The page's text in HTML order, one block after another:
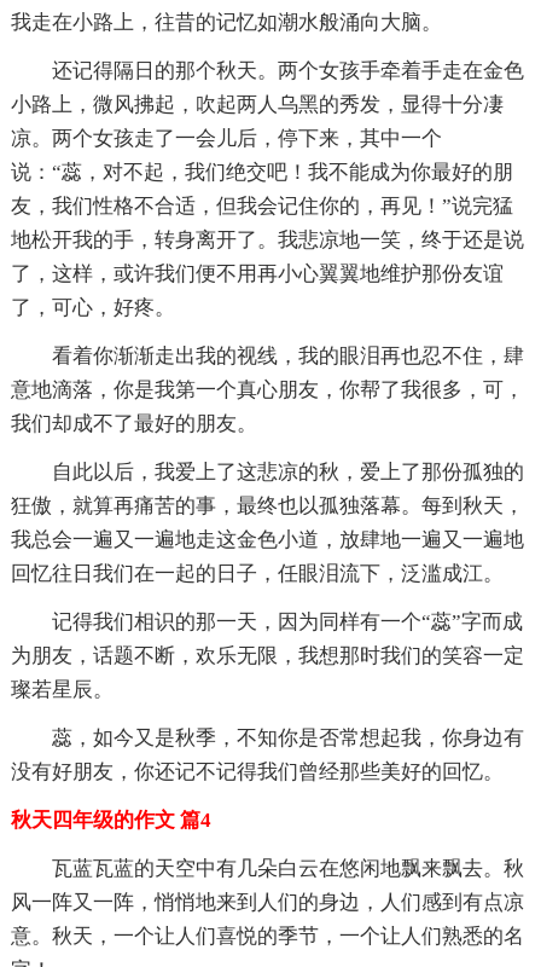
我走在小路上，往昔的记忆如潮水般涌向大脑。
还记得隔日的那个秋天。两个女孩手牵着手走在金色
小路上，微风拂起，吹起两人乌黑的秀发，显得十分凄
凉。两个女孩走了一会儿后，停下来，其中一个
说：“蕊，对不起，我们绝交吧！我不能成为你最好的朋
友，我们性格不合适，但我会记住你的，再见！”说完猛
地松开我的手，转身离开了。我悲凉地一笑，终于还是说
了，这样，或许我们便不用再小心翼翼地维护那份友谊
了，可心，好疼。
看着你渐渐走出我的视线，我的眼泪再也忍不住，肆
意地滴落，你是我第一个真心朋友，你帮了我很多，可，
我们却成不了最好的朋友。
自此以后，我爱上了这悲凉的秋，爱上了那份孤独的
狂傲，就算再痛苦的事，最终也以孤独落幕。每到秋天，
我总会一遍又一遍地走这金色小道，放肆地一遍又一遍地
回忆往日我们在一起的日子，任眼泪流下，泛滥成江。
记得我们相识的那一天，因为同样有一个“蕊”字而成
为朋友，话题不断，欢乐无限，我想那时我们的笑容一定
璨若星辰。
蕊，如今又是秋季，不知你是否常想起我，你身边有
没有好朋友，你还记不记得我们曾经那些美好的回忆。
秋天四年级的作文 篇4
瓦蓝瓦蓝的天空中有几朵白云在悠闲地飘来飘去。秋
风一阵又一阵，悄悄地来到人们的身边，人们感到有点凉
意。秋天，一个让人们喜悦的季节，一个让人们熟悉的名